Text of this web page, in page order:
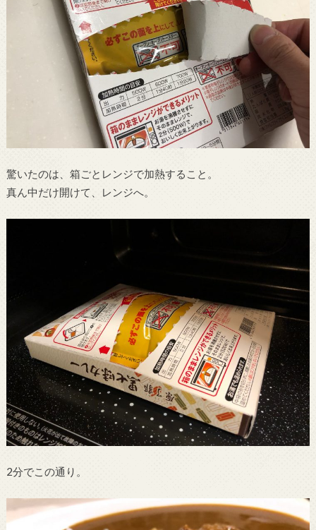
驚いたのは、箱ごとレンジで加熱すること。
真ん中だけ開けて、レンジへ。
2分でこの通り。